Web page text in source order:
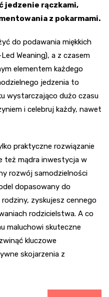
jedzenie rączkami,
z pokarmami.
do podawania miękkich
Weaning), a z czasem
elementem każdego
jedzenia to
wystarczająco dużo czasu
i celebruj każdy, nawet
praktyczne rozwiązanie
też mądra inwestycja w
rozwój samodzielności
dopasowany do
zyskujesz cennego
rodzicielstwa. A co
maluchowi skuteczne
kluczowe
skojarzenia z